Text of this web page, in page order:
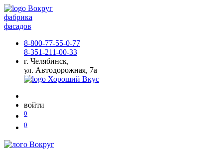
фабрика
фасадов
8-800-77-55-0-77
8-351-211-00-33
г. Челябинск,
ул. Автодорожная, 7а
войти
0
0